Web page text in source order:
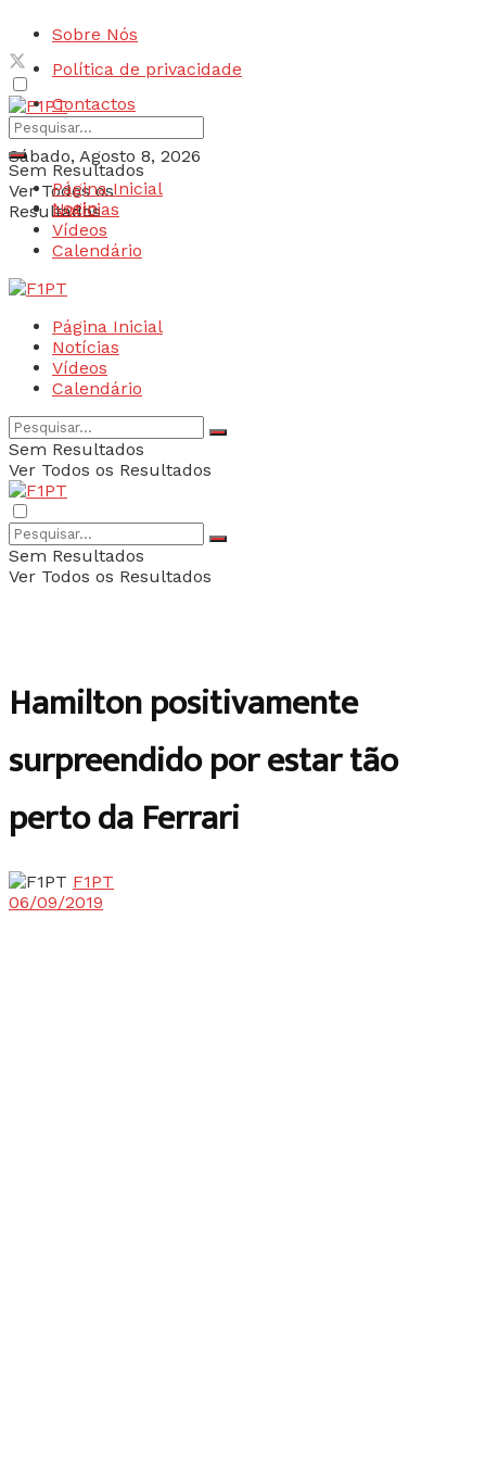
Sobre Nós
Política de privacidade
Contactos
Sábado, Agosto 8, 2026
Login
Sem Resultados
Ver Todos os
Resultados
Página Inicial
Notícias
Vídeos
Calendário
Página Inicial
Notícias
Vídeos
Calendário
Sem Resultados
Ver Todos os Resultados
Sem Resultados
Ver Todos os Resultados
Hamilton positivamente
surpreendido por estar tão
perto da Ferrari
F1PT
06/09/2019